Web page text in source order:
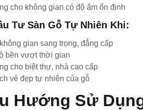
cho không gian có độ ẩm ổn định
Tư Sàn Gỗ Tự Nhiên Khi:
gian sang trọng, đẳng cấp
bền vượt thời gian
cho biệt thự, nhà cao cấp
vẻ đẹp tự nhiên của gỗ
Hướng Sử